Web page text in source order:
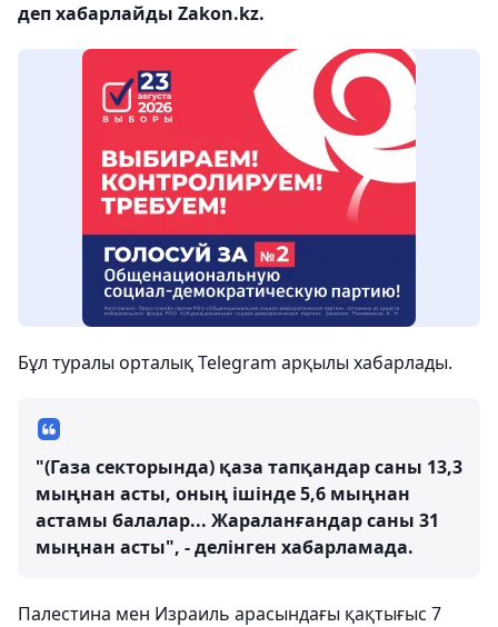
деп хабарлайды Zakon.kz.
Бұл туралы орталық Telegram арқылы хабарлады.
"(Газа секторында) қаза тапқандар саны 13,3
мыңнан асты, оның ішінде 5,6 мыңнан
астамы балалар... Жараланғандар саны 31
мыңнан асты", - делінген хабарламада.
Палестина мен Израиль арасындағы қақтығыс 7